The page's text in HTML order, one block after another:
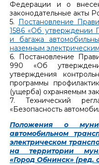
Федерации и о
законодательные акты
5.
Постановление
1586 «Об утверждении
и багажа
наземным
6. Постановление
990 «Об
утверждения
программы
(ущерба) охраняемым
7. Технический
«Безопасность
Положения о
автомобильном
электрическом
на территории
«Город Обнинск» (ред.